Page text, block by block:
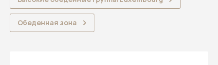
Обеденная зона